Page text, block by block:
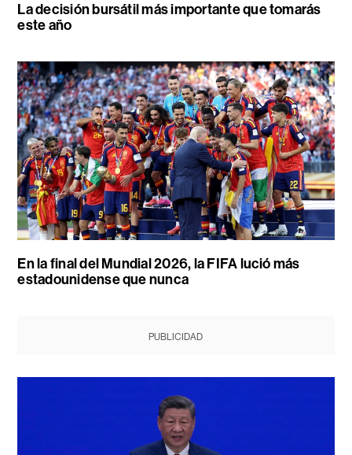
La decisión bursátil más importante que tomarás
este año
En la final del Mundial 2026, la FIFA lució más
estadounidense que nunca
PUBLICIDAD